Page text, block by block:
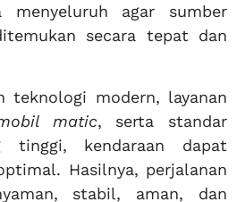
menyeluruh agar sumber
secara tepat dan
teknologi modern, layanan
matic, serta standar
tinggi, kendaraan dapat
Hasilnya, perjalanan
stabil, aman, dan